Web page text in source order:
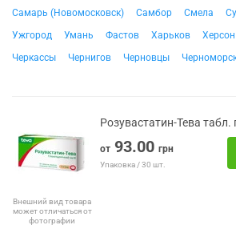
Самарь (Новомосковск)
Самбор Смела
Ужгород
Умань Фастов Харьков Херсон
Черкассы
Чернигов Черновцы
Внешний вид товара
может отличаться от
фотографии
Розувастатин-Тева
от 93.00 грн
Упаковка / 30 шт.